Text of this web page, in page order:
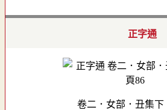
正字通
卷二．女部．丑集下